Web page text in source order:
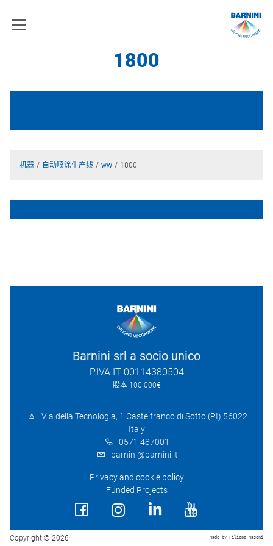
1800
机器 自动喷涂生产线 ww 1800
Barnini srl a socio unico
P.IVA IT 00114380504
股本 100.000€
Via della Tecnologia, 1 Castelfranco di Sotto (PI) 56022
Italy
0571 487001
barnini@barnini.it
Privacy and cookie policy
Funded Projects
Copyright © 2026 Made by Filippo Masoni